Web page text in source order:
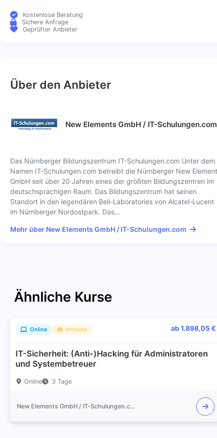
Kostenlose Beratung
Sichere Anfrage
Geprüfter Anbieter
Über den Anbieter
New Elements GmbH / IT-Schulungen.com
Das Nürnberger Bildungszentrum IT-Schulungen.com Unter dem
Namen IT-Schulungen.com betreibt die Nürnberger New
GmbH seit über 20 Jahren eines der größten Bildungszentren im
deutschsprachigen Raum. Das Bildungszentrum hat seinen
Standort in den legendären Bell-Laboratories von Alcatel-Lucent
im Nürnberger Nordostpark. Das…
Mehr über New Elements GmbH / IT-Schulungen.com
Ähnliche Kurse
Online Inhouse ab 1.898,05 €
IT-Sicherheit: (Anti-)Hacking für Administratoren
und Systembetreuer
Online 3 Tage
New Elements GmbH / IT-Schulungen.com